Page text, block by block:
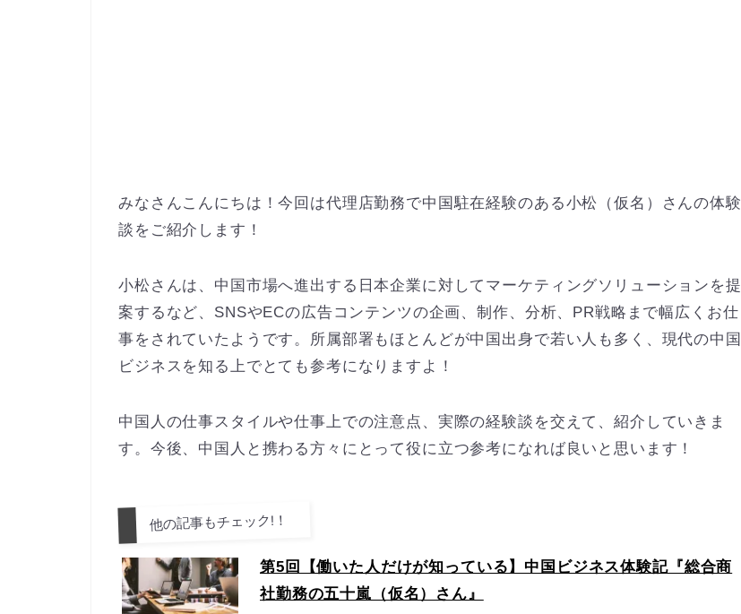
みなさんこんにちは！今回は代理店勤務で中国駐在経験のある小松（仮名）さんの体験
談をご紹介します！
小松さんは、中国市場へ進出する日本企業に対してマーケティングソリューションを提
案するなど、SNSやECの広告コンテンツの企画、制作、分析、PR戦略まで幅広くお仕
事をされていたようです。所属部署もほとんどが中国出身で若い人も多く、現代の中国
ビジネスを知る上でとても参考になりますよ！
中国人の仕事スタイルや仕事上での注意点、実際の経験談を交えて、紹介していきま
す。今後、中国人と携わる方々にとって役に立つ参考になれば良いと思います！
他の記事もチェック!！
第5回【働いた人だけが知っている】中国ビジネス体験記『総合商
社勤務の五十嵐（仮名）さん』